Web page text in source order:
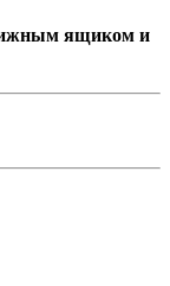
ящиком и